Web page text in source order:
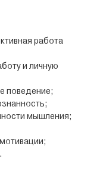
работа
и личную
поведение;
мышления;